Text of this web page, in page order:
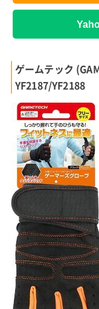
ゲームテック
YF2187/YF2188